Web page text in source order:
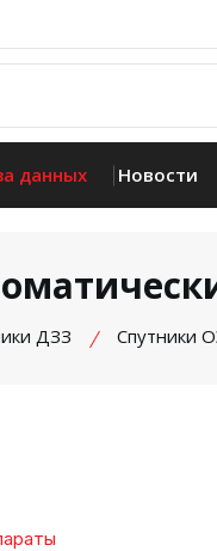
данных Новости
ДЗЗ Спутники